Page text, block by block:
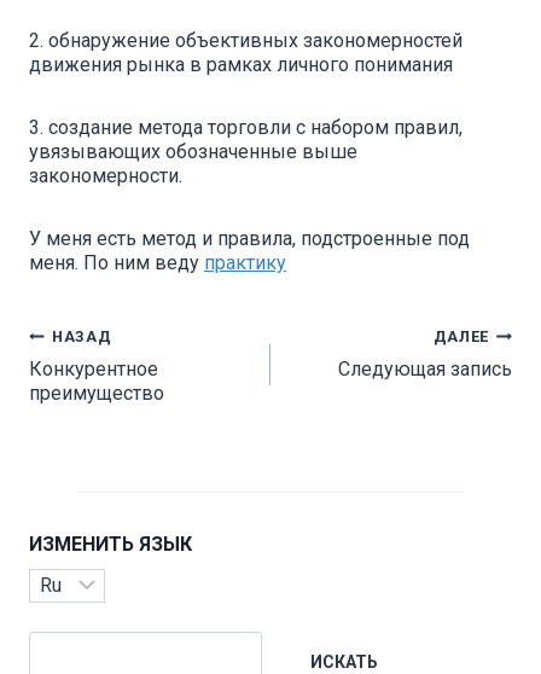
2. обнаружение объективных закономерностей
движения рынка в рамках личного понимания
3. создание метода торговли с набором правил,
увязывающих обозначенные выше
закономерности.
У меня есть метод и правила, подстроенные под
меня. По ним веду практику
Навигация
по
НАЗАД
Конкурентное
преимущество
ДАЛЕЕ
Следующая запись
ИЗМЕНИТЬ ЯЗЫК
Изменить
язык
ИСКАТЬ